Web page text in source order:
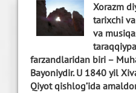
Xorazm
tarixchi
va
farzandlaridan biri –
Bayoniydir. U 1840 yil
Qiyot qishlog’ida